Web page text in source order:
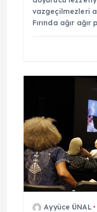
vazgeçilmezleri
Fırında ağır
Ayyüce ÜNAL